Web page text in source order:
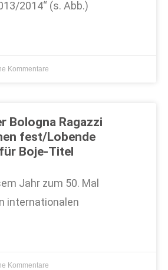
2014“ (s. Abb.)
Kommentare
Bologna Ragazzi
fest/Lobende
Boje-Titel
Jahr zum 50. Mal
internationalen
Kommentare